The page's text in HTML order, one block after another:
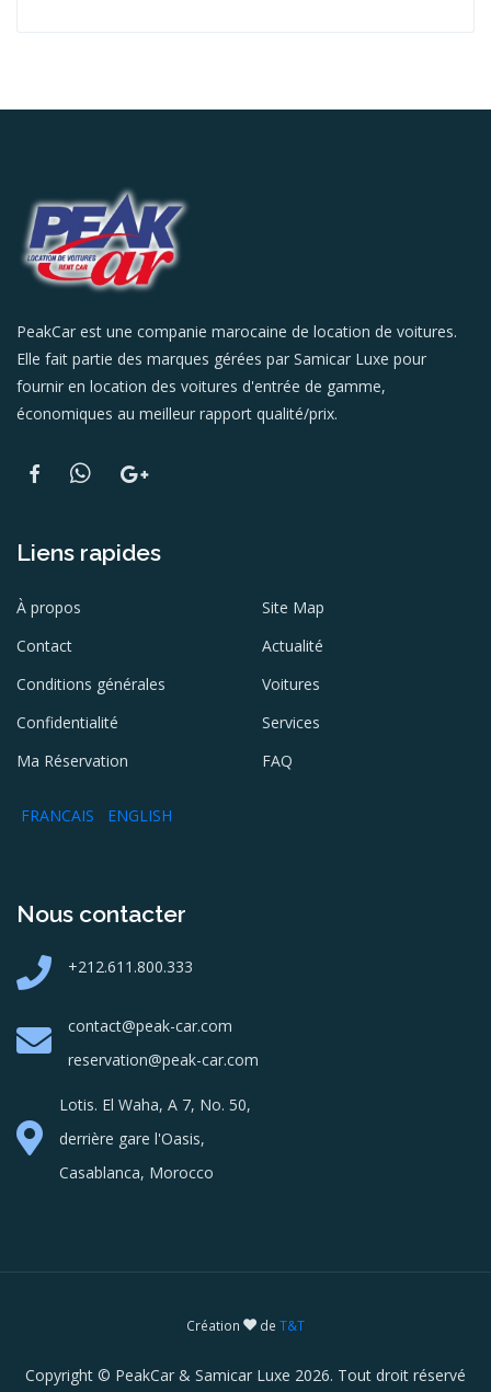
PeakCar est une companie marocaine de location de voitures.
Elle fait partie des marques gérées par Samicar Luxe pour
fournir en location des voitures d'entrée de gamme,
économiques au meilleur rapport qualité/prix.
Liens rapides
À propos
Contact
Conditions générales
Confidentialité
Ma Réservation
FRANCAIS ENGLISH
Site Map
Actualité
Voitures
Services
FAQ
Nous contacter
+212.611.800.333
contact@peak-car.com
reservation@peak-car.com
Lotis. El Waha, A 7, No. 50,
derrière gare l'Oasis,
Casablanca, Morocco
Copyright © PeakCar & Samicar Luxe 2026. Tout droit réservé
Création de T&T